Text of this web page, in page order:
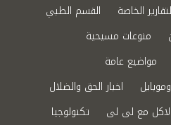
الخاصة
القسم الطبي
منوعات مسيحية
مواضيع عامة
اخبار الحق والضلال
مع لى لى
تكنولوجيا